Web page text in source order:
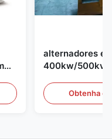
alternadores
400kw/500kva
CumminsObtenha o